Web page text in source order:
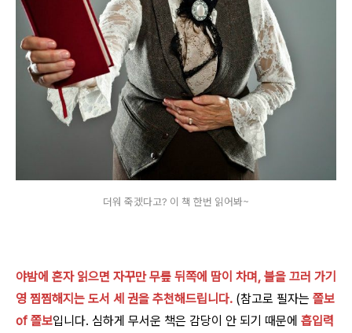
더워 죽겠다고? 이 책 한번 읽어봐~
야밤에 혼자 읽으면 자꾸만 무릎 뒤쪽에 땀이 차며, 불을 끄러 가기
영 찜찜해지는 도서 세 권을 추천해드립니다. (참고로 필자는 쫄보
of 쫄보입니다. 심하게 무서운 책은 감당이 안 되기 때문에 흡입력